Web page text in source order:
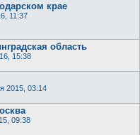
крае
11:37
область
15:38
2015, 03:14
09:38